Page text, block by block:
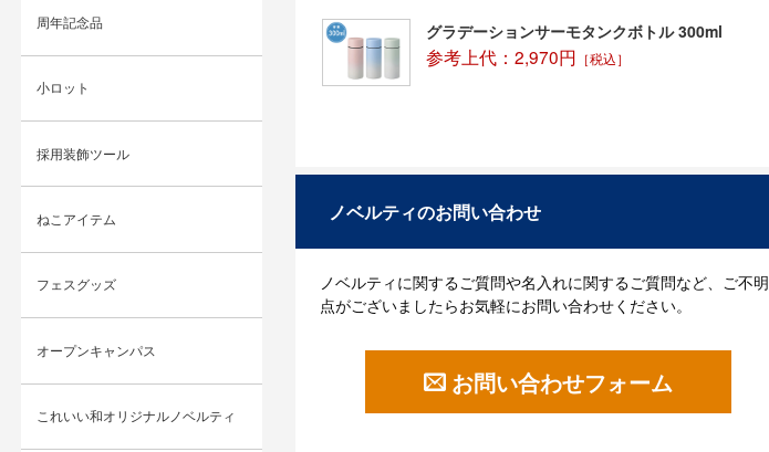
グラデーションサーモタンクボトル 300ml
参考上代：2,970円 ［税込］
ノベルティのお問い合わせ
ノベルティに関するご質問や名入れに関するご質問など、ご不明
点がございましたらお気軽にお問い合わせください。
お問い合わせフォーム
周年記念品
小ロット
採用装飾ツール
ねこアイテム
フェスグッズ
オープンキャンパス
これいい和オリジナルノベルティ